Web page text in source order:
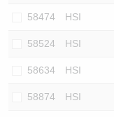
58474 HSI
58524 HSI
58634 HSI
58874 HSI